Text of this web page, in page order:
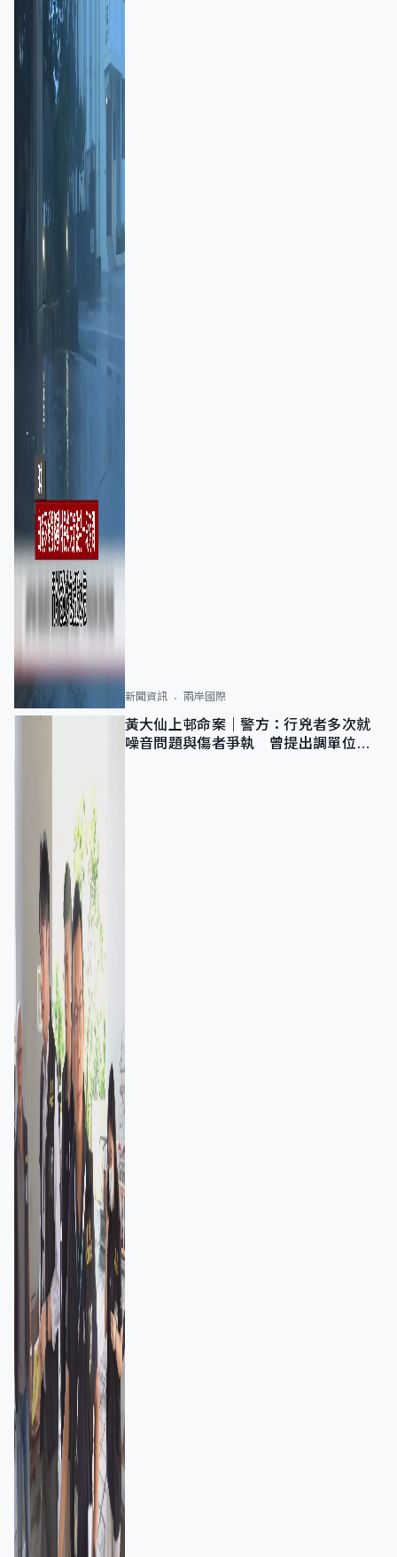
新聞資訊 兩岸國際
黃大仙上邨命案｜警方：行兇者多次就
噪音問題與傷者爭執 曾提出調單位已